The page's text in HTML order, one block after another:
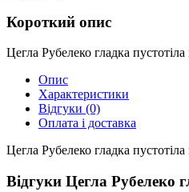
Короткий опис
Цегла Рубелеко гладка пустотіла
Опис
Характеристики
Відгуки (0)
Оплата і доставка
Цегла Рубелеко гладка пустотіла
Відгуки Цегла Рубелеко